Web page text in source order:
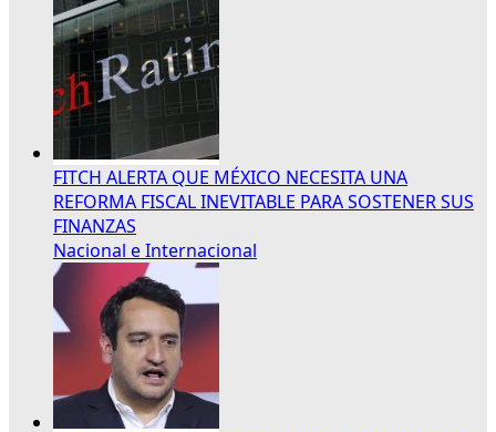
FITCH ALERTA QUE MÉXICO NECESITA UNA
REFORMA FISCAL INEVITABLE PARA SOSTENER SUS
FINANZAS
Nacional e Internacional